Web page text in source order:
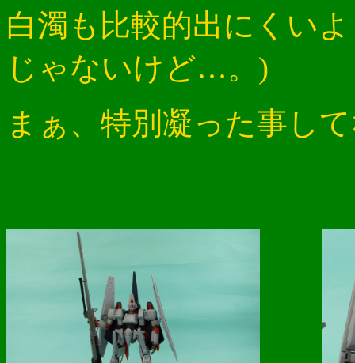
白濁も比較的出にくい
じゃないけど…。)
まぁ、特別凝った事し